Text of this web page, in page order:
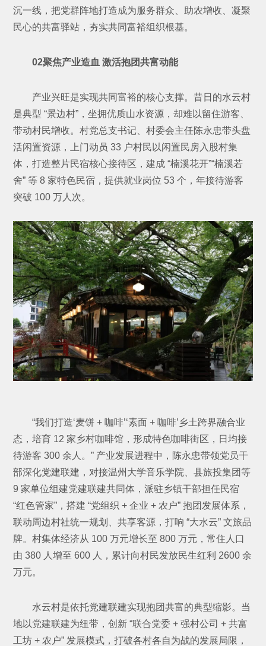
沉一线，把党群阵地打造成为服务群众、助农增收、凝聚
民心的共富驿站，夯实共同富裕组织根基。
02聚焦产业造血 激活抱团共富动能
产业兴旺是实现共同富裕的核心支撑。昔日的水云村
是典型 “景边村”，坐拥优质山水资源，却难以留住游客、
带动村民增收。村党总支书记、村委会主任陈永忠带头盘
活闲置资源，上门动员 33 户村民以闲置民房入股村集
体，打造整片民宿核心接待区，建成 “楠溪花开”“楠溪若
舍” 等 8 家特色民宿，提供就业岗位 53 个，年接待游客
突破 100 万人次。
“我们打造‘麦饼 + 咖啡’‘素面 + 咖啡’乡土跨界融合业
态，培育 12 家乡村咖啡馆，形成特色咖啡街区，日均接
待游客 300 余人。” 产业发展进程中，陈永忠带领党员干
部深化党建联建，对接温州大学音乐学院、县旅投集团等
9 家单位组建党建联建共同体，派驻乡镇干部担任民宿
“红色管家”，搭建 “党组织 + 企业 + 农户” 抱团发展体系，
联动周边村社统一规划、共享客源，打响 “大水云” 文旅品
牌。村集体经济从 100 万元增长至 800 万元，常住人口
由 380 人增至 600 人，累计向村民发放民生红利 2600 余
万元。
水云村是依托党建联建实现抱团共富的典型缩影。当
地以党建联建为纽带，创新 “联合党委 + 强村公司 + 共富
工坊 + 农户” 发展模式，打破各村各自为战的发展局限，